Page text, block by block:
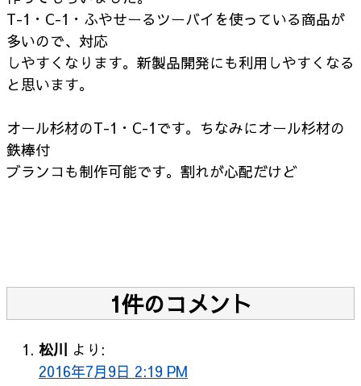
T-1・C-1・ふやせーるツーバイを使っている商品が
多いので、対応
しやすくなります。新製品開発にも利用しやすくなる
と思います。
オール杉材のT-1・C-1です。ちなみにオール杉材の
鉄棒付
ブランコも制作可能です。割れが心配だけど
1件のコメント
松川 より:
2016年7月9日 2:19 PM